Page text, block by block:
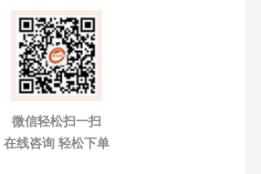
微信轻松扫一扫
在线咨询 轻松下单